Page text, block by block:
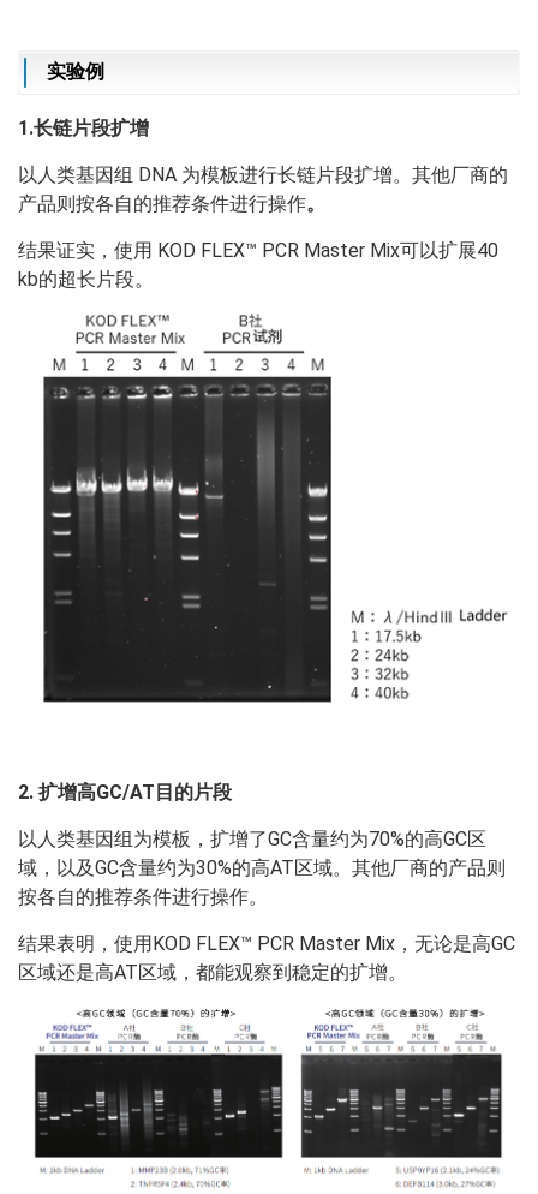
实验例
1.长链片段扩增
以人类基因组 DNA 为模板进行长链片段扩增。其他厂商的
产品则按各自的推荐条件进行操作。
结果证实，使用 KOD FLEX™ PCR Master Mix可以扩展40
kb的超长片段。
2. 扩增高GC/AT目的片段
‌以人类基因组为模板，扩增了GC含量约为70%的高GC区
域，以及GC含量约为30%的高AT区域。其他厂商的产品则
按各自的推荐条件进行操作。‌
‌结果表明，使用KOD FLEX™ PCR Master Mix，无论是高GC
区域还是高AT区域，都能观察到稳定的扩增。